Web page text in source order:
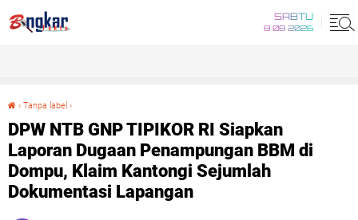
SABTU
8 08 2026
› Tanpa label ›
DPW NTB GNP TIPIKOR RI Siapkan
Laporan Dugaan Penampungan BBM di
Dompu, Klaim Kantongi Sejumlah
Dokumentasi Lapangan